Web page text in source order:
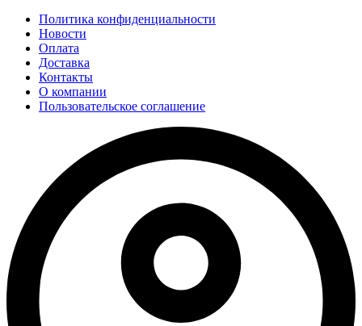
Политика конфиденциальности
Новости
Оплата
Доставка
Контакты
О компании
Пользовательское соглашение